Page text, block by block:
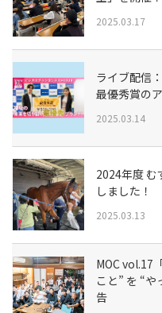
2025.03.17
ライブ配信
最優秀賞の
2025.03.14
2024年度 む
しました！
2025.03.13
MOC vol.17
こと” を “
告